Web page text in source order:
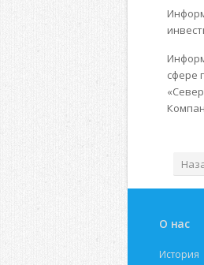
сфере
О нас
История